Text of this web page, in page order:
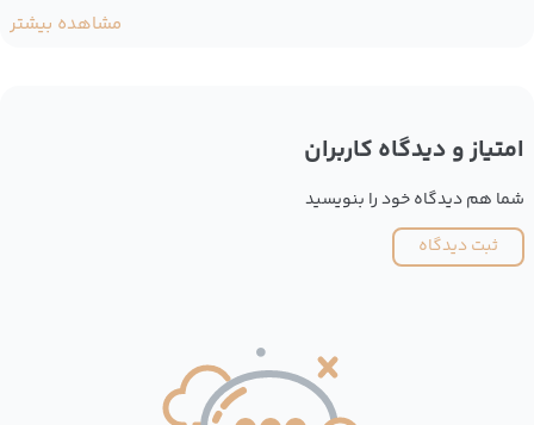
مشاهده بیشتر
امتیاز و دیدگاه کاربران
شما هم دیدگاه خود را بنویسید
ثبت دیدگاه